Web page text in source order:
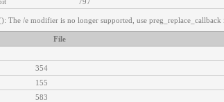
The /e modifier is no longer supported, use
File
354
155
583